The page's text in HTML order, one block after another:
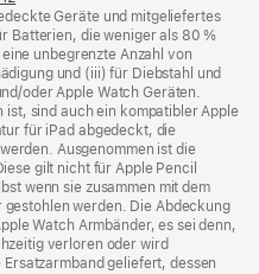
ein
neues
Fenster)
Geräte und mitgeliefertes
Batterien, die weniger als 80 %
unbegrenzte Anzahl von
und (iii) für Diebstahl und
oder Apple Watch Geräten.
ist, sind auch ein kompatibler Apple
für iPad abgedeckt, die
Ausgenommen ist die
gilt nicht für Apple Pencil
wenn sie zusammen mit dem
werden. Die Abdeckung
Watch Armbänder, es sei denn,
verloren oder wird
geliefert, dessen